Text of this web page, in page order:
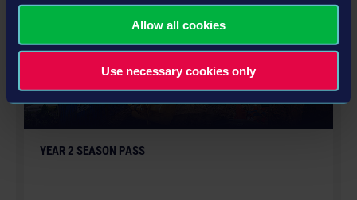
Allow all cookies
Use necessary cookies only
YEAR 2 SEASON PASS